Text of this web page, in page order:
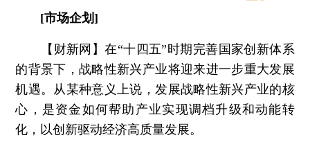
[市场企划]
【财新网】在“十四五”时期完善国家创新体系
的背景下，战略性新兴产业将迎来进一步重大发展
机遇。从某种意义上说，发展战略性新兴产业的核
心，是资金如何帮助产业实现调档升级和动能转
化，以创新驱动经济高质量发展。